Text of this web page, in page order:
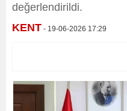
değerlendirildi.
KENT - 19-06-2026 17:29